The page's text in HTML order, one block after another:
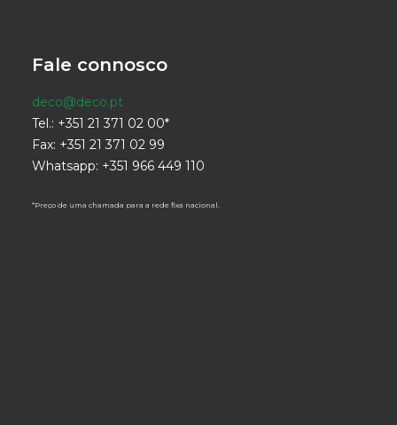
Fale connosco
deco@deco.pt
Tel.: +351 21 371 02 00*
Fax: +351 21 371 02 99
Whatsapp: +351 966 449 110
*Preço de uma chamada para a rede fixa nacional.